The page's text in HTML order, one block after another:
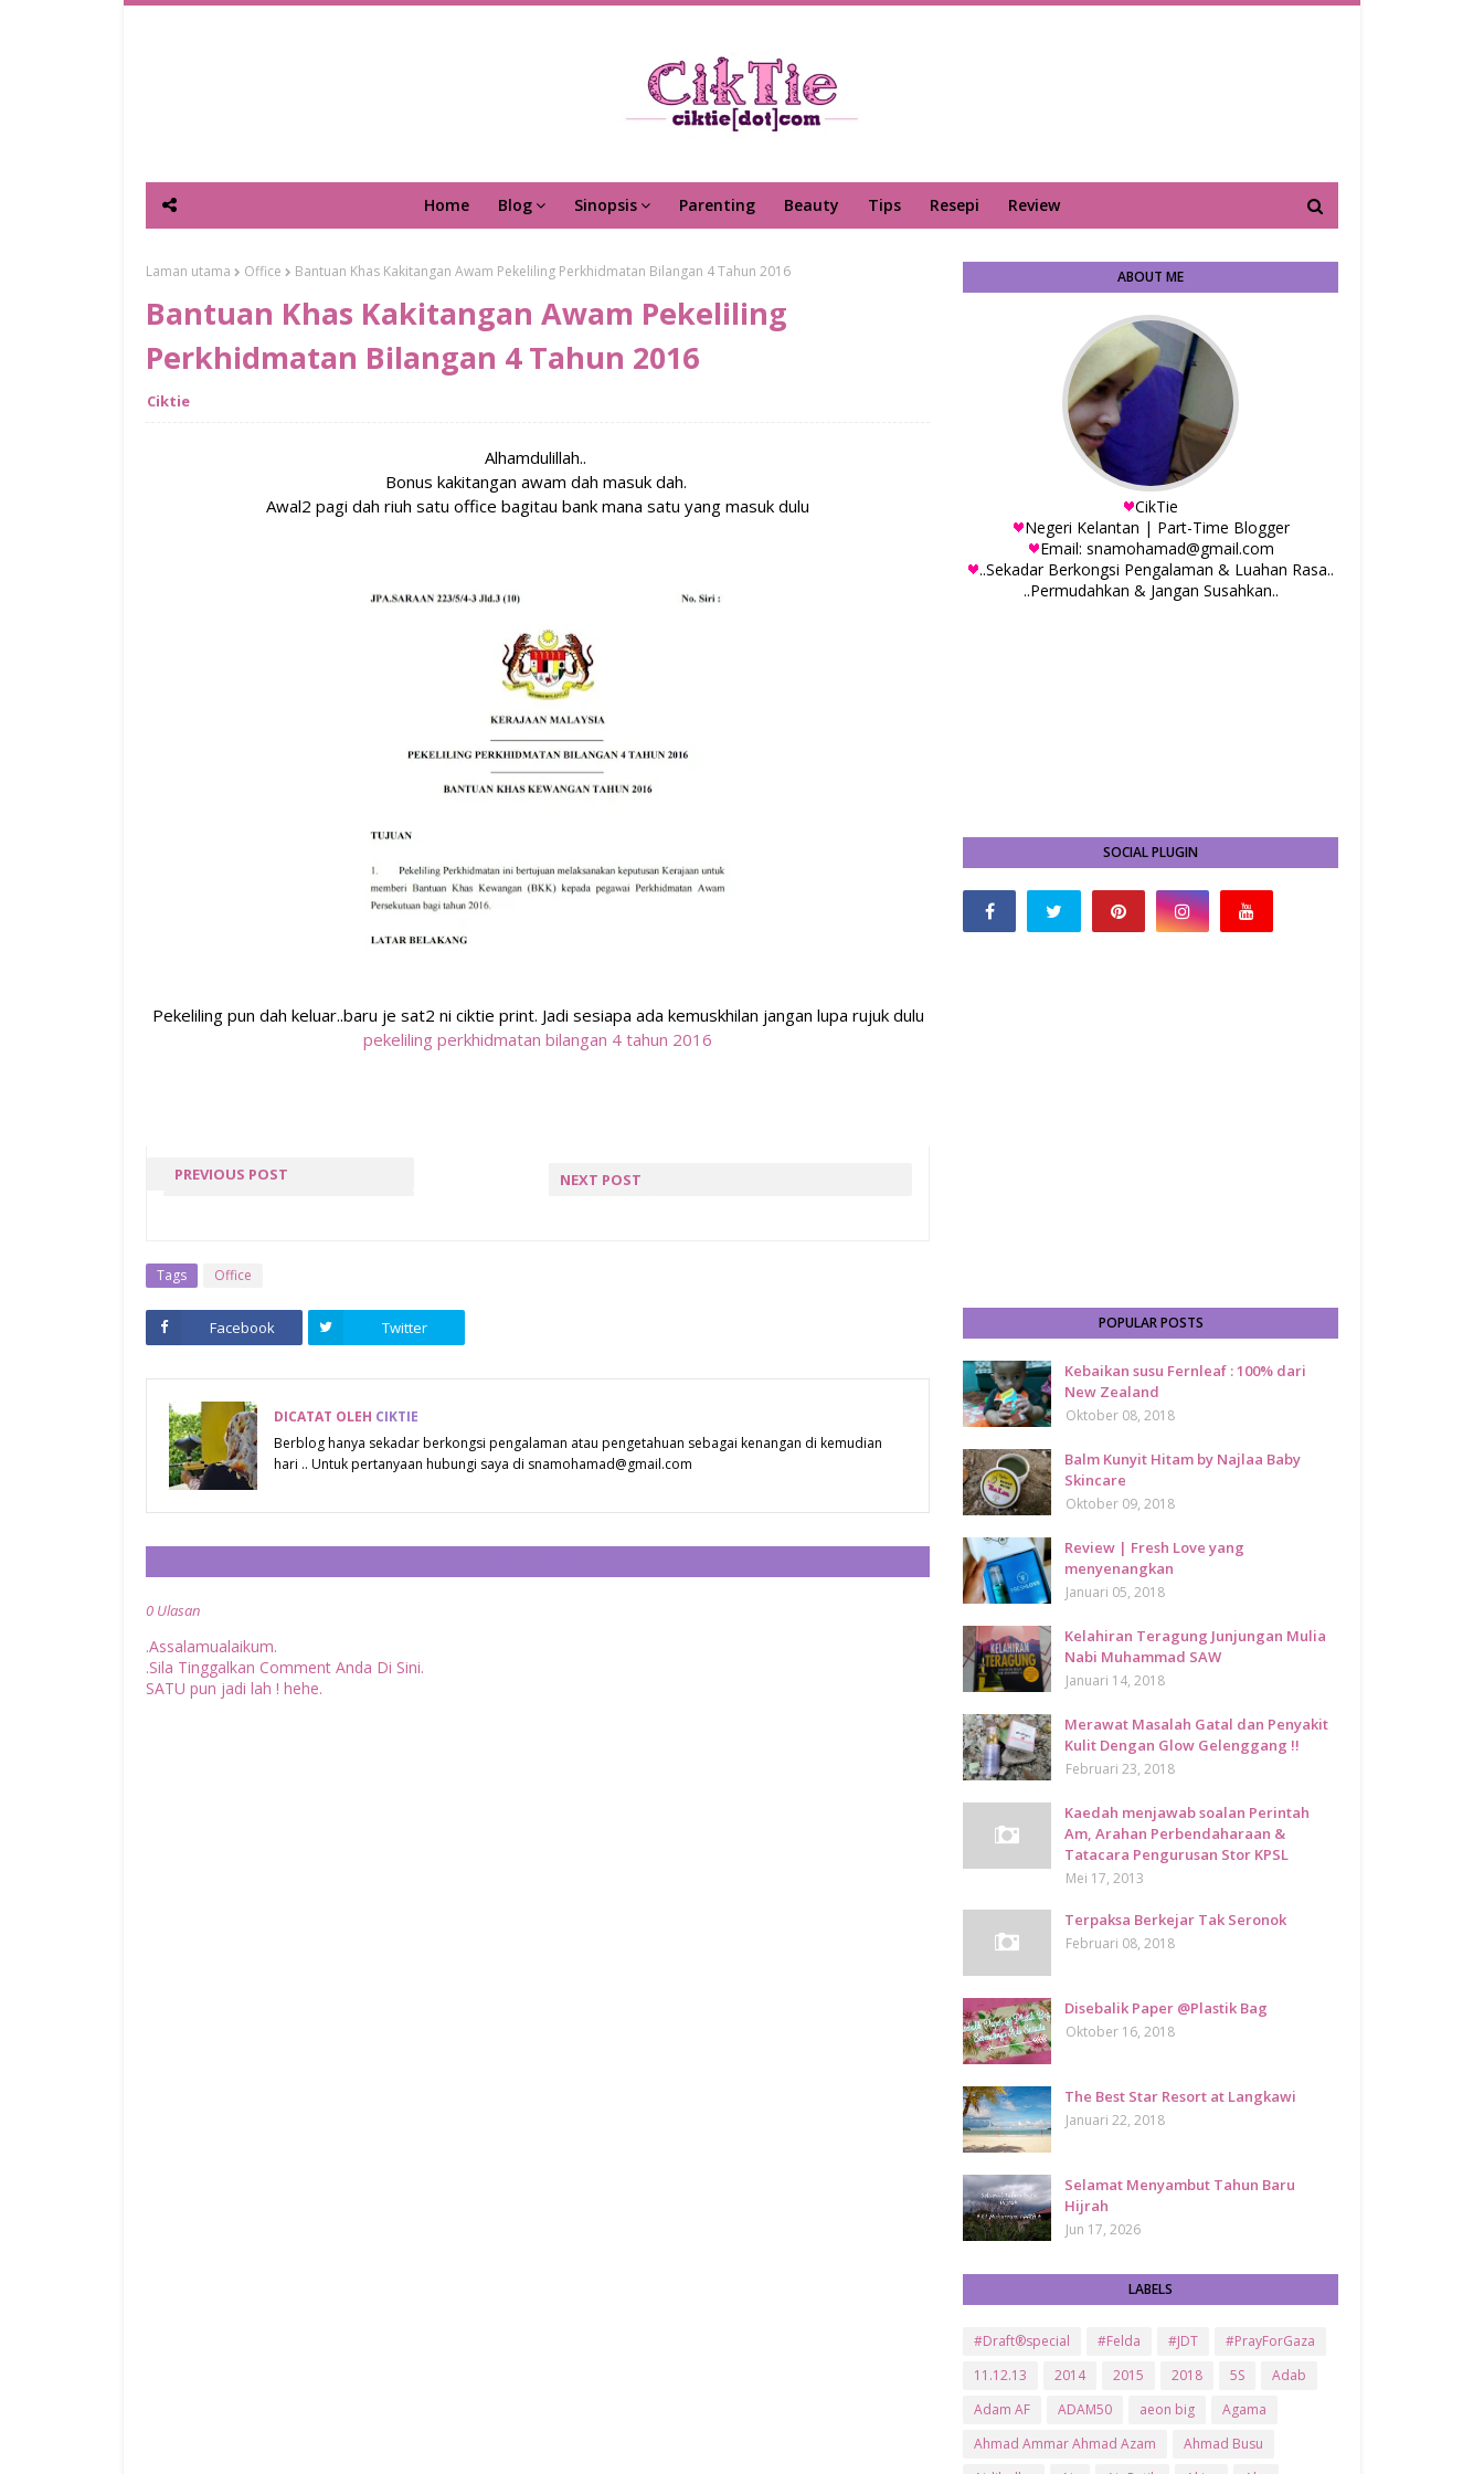
Home Blog Sinopsis Parenting Beauty Tips Resepi Review
Laman utama Office Bantuan Khas Kakitangan Awam Pekeliling Perkhidmatan Bilangan 4 Tahun 2016
Bantuan Khas Kakitangan Awam Pekeliling
Perkhidmatan Bilangan 4 Tahun 2016
Ciktie
Alhamdulillah..
Bonus kakitangan awam dah masuk dah.
Awal2 pagi dah riuh satu office bagitau bank mana satu yang masuk dulu
Pekeliling pun dah keluar..baru je sat2 ni ciktie print. Jadi sesiapa ada kemuskhilan jangan lupa rujuk dulu
pekeliling perkhidmatan bilangan 4 tahun 2016
PREVIOUS POST NEXT POST
Tags Office
Facebook Twitter
DICATAT OLEH CIKTIE
Berblog hanya sekadar berkongsi pengalaman atau pengetahuan sebagai kenangan di kemudian
hari .. Untuk pertanyaan hubungi saya di snamohamad@gmail.com
0 Ulasan
.Assalamualaikum.
.Sila Tinggalkan Comment Anda Di Sini.
SATU pun jadi lah ! hehe.
ABOUT ME
CikTie
Negeri Kelantan | Part-Time Blogger
Email: snamohamad@gmail.com
..Sekadar Berkongsi Pengalaman & Luahan Rasa..
..Permudahkan & Jangan Susahkan..
SOCIAL PLUGIN
POPULAR POSTS
Kebaikan susu Fernleaf : 100% dari
New Zealand
Oktober 08, 2018
Balm Kunyit Hitam by Najlaa Baby
Skincare
Oktober 09, 2018
Review | Fresh Love yang
menyenangkan
Januari 05, 2018
Kelahiran Teragung Junjungan Mulia
Nabi Muhammad SAW
Januari 14, 2018
Merawat Masalah Gatal dan Penyakit
Kulit Dengan Glow Gelenggang !!
Februari 23, 2018
Kaedah menjawab soalan Perintah
Am, Arahan Perbendaharaan &
Tatacara Pengurusan Stor KPSL
Mei 17, 2013
Terpaksa Berkejar Tak Seronok
Februari 08, 2018
Disebalik Paper @Plastik Bag
Oktober 16, 2018
The Best Star Resort at Langkawi
Januari 22, 2018
Selamat Menyambut Tahun Baru
Hijrah
Jun 17, 2026
LABELS
#Draft®special #Felda #JDT
#PrayForGaza
11.12.13
2014 2015 2018 5S
Adab
Adam AF
ADAM50 aeon big
Agama
Ahmad Ammar Ahmad Azam
Ahmad Busu